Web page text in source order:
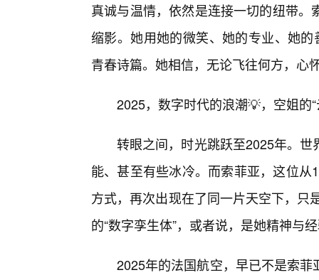
真诚与温情，依然是连接一切的纽带
缩影。她用她的微笑、她的专业、她
青春诗篇。她相信，无论飞往何方，心
2025，数字时代的浪潮💡，空姐的
转眼之间，时光跳跃至2025年。
能、甚至有些冰冷。而索菲亚，这位从
方式，再次出现在了同一片天空下，只
的“数字孪生体”，或者说，是她精神与
2025年的法国航空，早已不是索